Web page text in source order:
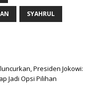
SYAHRUL
Presiden Jokowi:
Jadi Opsi Pilihan